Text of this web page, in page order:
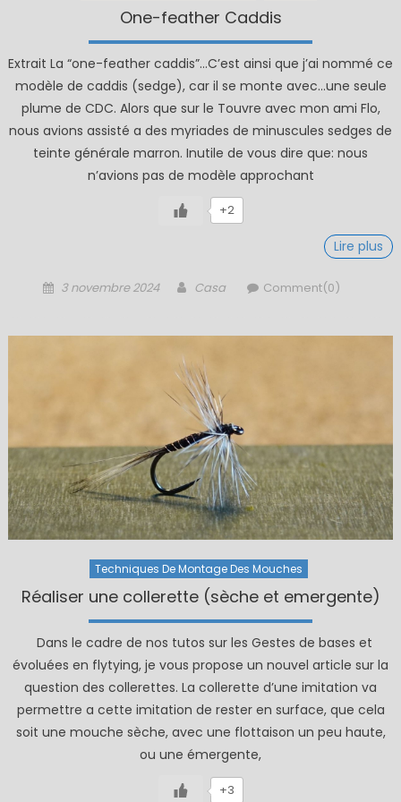
One-feather Caddis
Extrait La “one-feather caddis”…C’est ainsi que j’ai nommé ce
modèle de caddis (sedge), car il se monte avec…une seule
plume de CDC. Alors que sur le Touvre avec mon ami Flo,
nous avions assisté a des myriades de minuscules sedges de
teinte générale marron. Inutile de vous dire que: nous
n’avions pas de modèle approchant
+2
Lire plus
Posted
3 novembre 2024 Author
Casa Comment(0)
Techniques De Montage Des Mouches
Réaliser une collerette (sèche et emergente)
Dans le cadre de nos tutos sur les Gestes de bases et
évoluées en flytying, je vous propose un nouvel article sur la
question des collerettes. La collerette d’une imitation va
permettre a cette imitation de rester en surface, que cela
soit une mouche sèche, avec une flottaison un peu haute,
ou une émergente,
+3